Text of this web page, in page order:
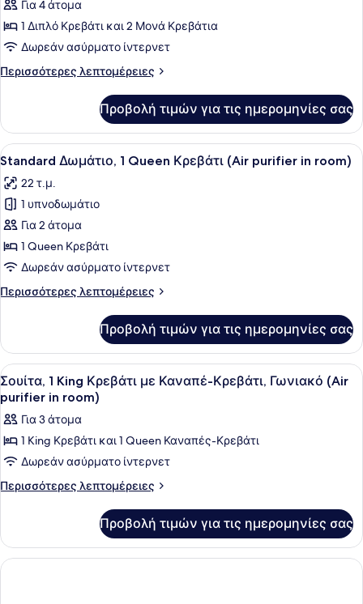
για
Connecting
Room
(Double
Twin
Room,
Air
purifier
in
room)
Για 4 άτομα
1 Διπλό Κρεβάτι και 2 Μονά Κρεβάτια
Δωρεάν ασύρματο ίντερνετ
Περισσότερες λεπτομέρειες
Περισσότερες
Room
(Double
Room
Twin
Room,
Air
purifier
in
room)
Προβολή τιμών για τις ημερομηνίες σας
Προβολή
όλων
των
φωτογραφιών
για
Standard
Δωμάτιο,
1
Queen
purifier
in
room)
Ένα σύγχρονο δωμάτιο
7
Standard Δωμάτιο, 1 Queen Κρεβάτι (Air purifier in room)
22 τ.μ.
1 υπνοδωμάτιο
Για 2 άτομα
1 Queen Κρεβάτι
Δωρεάν ασύρματο ίντερνετ
Περισσότερες λεπτομέρειες
Περισσότερες
Δωμάτιο,
Queen
Κρεβάτι
(Air
purifier
in
Προβολή τιμών για τις ημερομηνίες σας
Προβολή
όλων
των
φωτογραφιών
για
Σουίτα,
1
με
Καναπέ-
Ένα σύγχρονο δωμάτιο
7
Σουίτα, 1 King Κρεβάτι με Καναπέ-Κρεβάτι, Γωνιακό (Air
purifier in room)
Για 3 άτομα
1 King Κρεβάτι και 1 Queen Καναπές-Κρεβάτι
Δωρεάν ασύρματο ίντερνετ
Περισσότερες λεπτομέρειες
Περισσότερες
1
King
Κρεβάτι
Προβολή τιμών για τις ημερομηνίες σας